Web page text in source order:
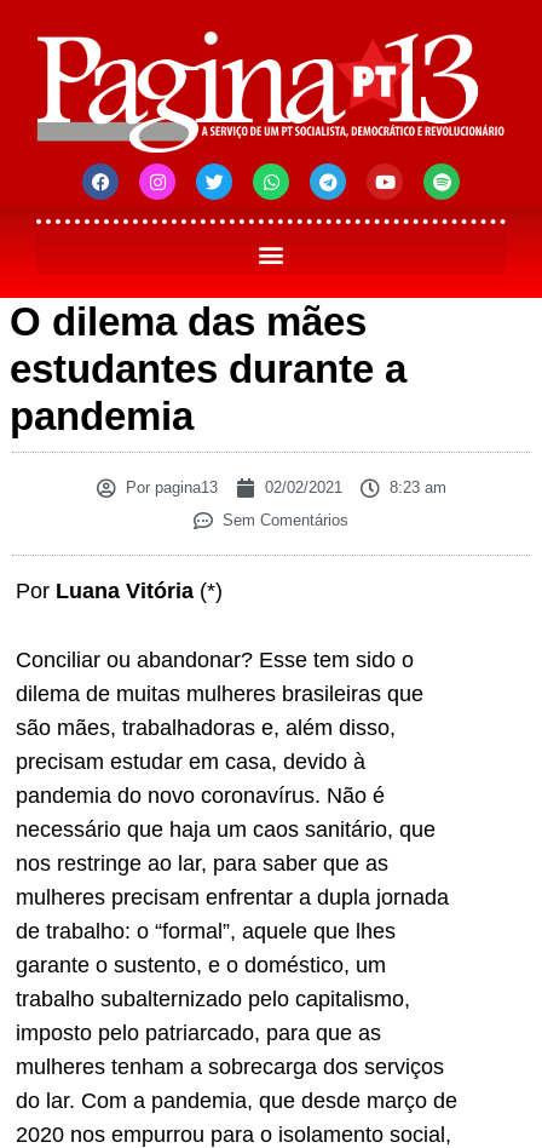
O dilema das mães
estudantes durante a
pandemia
Porpagina13 02/02/2021
8:23 am
Sem Comentários
Por Luana Vitória (*)
Conciliar ou abandonar? Esse tem sido o
dilema de muitas mulheres brasileiras que
são mães, trabalhadoras e, além disso,
precisam estudar em casa, devido à
pandemia do novo coronavírus. Não é
necessário que haja um caos sanitário, que
nos restringe ao lar, para saber que as
mulheres precisam enfrentar a dupla jornada
de trabalho: o “formal”, aquele que lhes
garante o sustento, e o doméstico, um
trabalho subalternizado pelo capitalismo,
imposto pelo patriarcado, para que as
mulheres tenham a sobrecarga dos serviços
do lar. Com a pandemia, que desde março de
2020 nos empurrou para o isolamento social,